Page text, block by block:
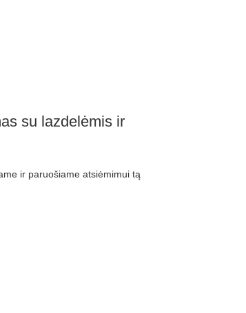
su lazdelėmis ir
ir paruošiame atsiėmimui tą